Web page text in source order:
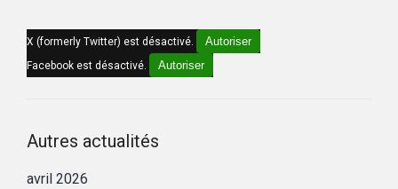
X (formerly Twitter) est désactivé. Autoriser
Facebook est désactivé. Autoriser
Autres actualités
avril 2026